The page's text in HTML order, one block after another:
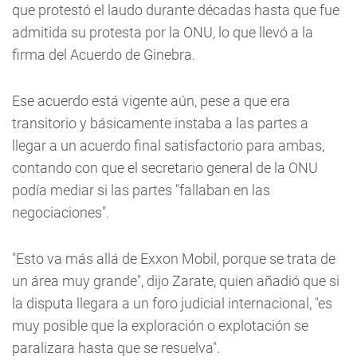
que protestó el laudo durante décadas hasta que fue
admitida su protesta por la ONU, lo que llevó a la
firma del Acuerdo de Ginebra.
Ese acuerdo está vigente aún, pese a que era
transitorio y básicamente instaba a las partes a
llegar a un acuerdo final satisfactorio para ambas,
contando con que el secretario general de la ONU
podía mediar si las partes "fallaban en las
negociaciones".
"Esto va más allá de Exxon Mobil, porque se trata de
un área muy grande", dijo Zarate, quien añadió que si
la disputa llegara a un foro judicial internacional, "es
muy posible que la exploración o explotación se
paralizara hasta que se resuelva".